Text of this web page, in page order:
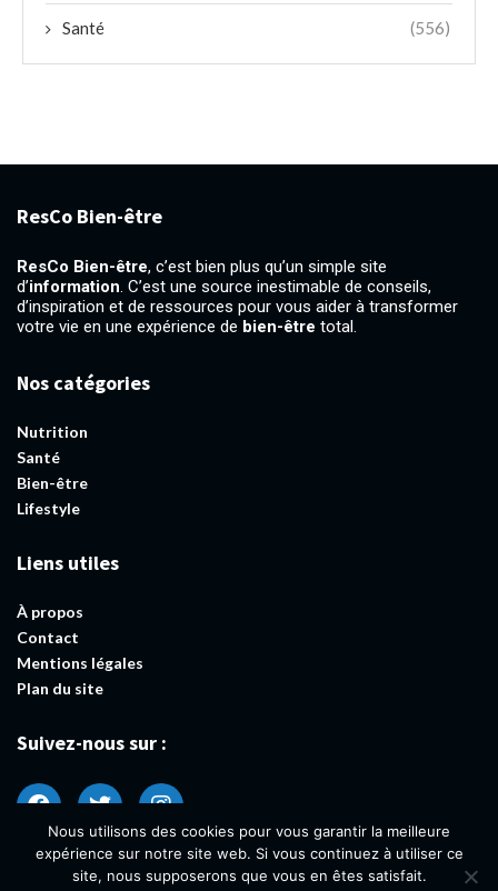
Santé (556)
ResCo Bien-être
ResCo Bien-être, c’est bien plus qu’un simple site
d’information. C’est une source inestimable de conseils,
d’inspiration et de ressources pour vous aider à transformer
votre vie en une expérience de bien-être total.
Nos catégories
Nutrition
Santé
Bien-être
Lifestyle
Liens utiles
À propos
Contact
Mentions légales
Plan du site
Suivez-nous sur :
Nous utilisons des cookies pour vous garantir la meilleure
expérience sur notre site web. Si vous continuez à utiliser ce
site, nous supposerons que vous en êtes satisfait.